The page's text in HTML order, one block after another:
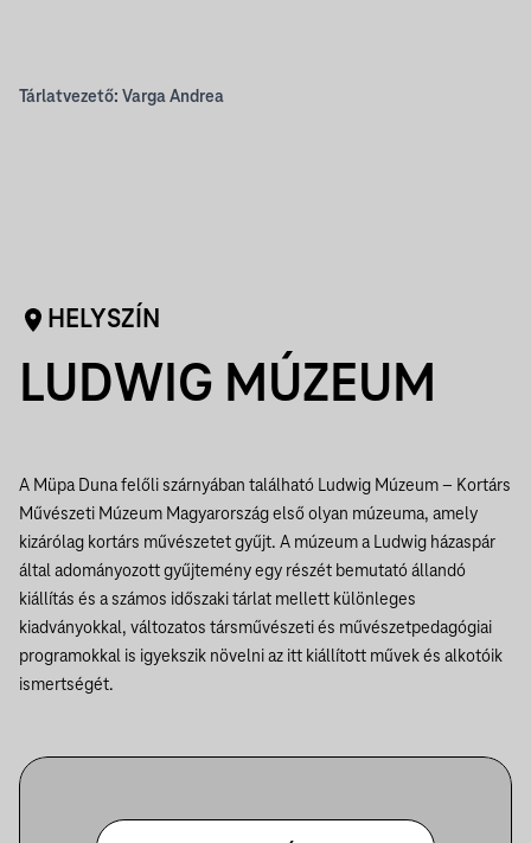
Tárlatvezető: Varga Andrea
HELYSZÍN
LUDWIG MÚZEUM
A Müpa Duna felőli szárnyában található Ludwig Múzeum – Kortárs
Művészeti Múzeum Magyarország első olyan múzeuma, amely
kizárólag kortárs művészetet gyűjt. A múzeum a Ludwig házaspár
által adományozott gyűjtemény egy részét bemutató állandó
kiállítás és a számos időszaki tárlat mellett különleges
kiadványokkal, változatos társművészeti és művészetpedagógiai
programokkal is igyekszik növelni az itt kiállított művek és alkotóik
ismertségét.